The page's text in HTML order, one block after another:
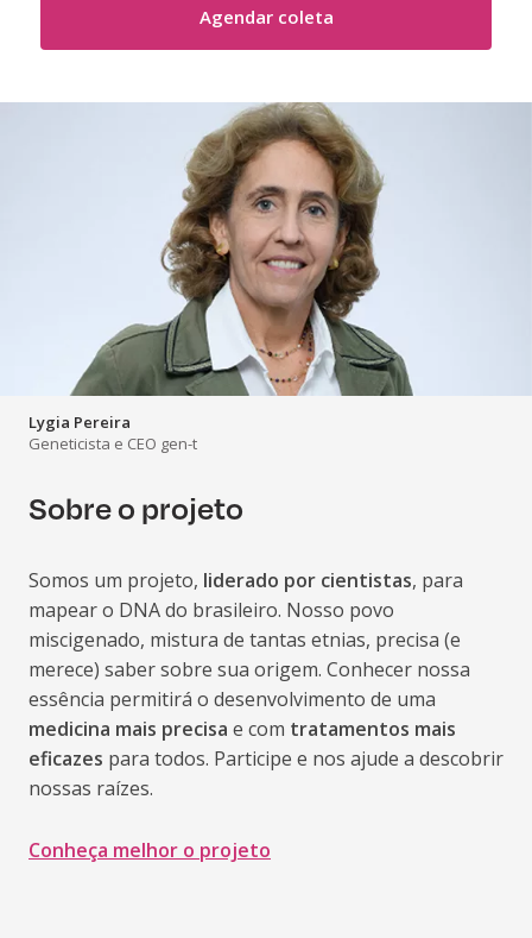
Agendar coleta
Lygia Pereira
Geneticista e CEO gen-t
Sobre o projeto
Somos um projeto, liderado por cientistas, para
mapear o DNA do brasileiro. Nosso povo
miscigenado, mistura de tantas etnias, precisa (e
merece) saber sobre sua origem. Conhecer nossa
essência permitirá o desenvolvimento de uma
medicina mais precisa e com tratamentos mais
eficazes para todos. Participe e nos ajude a descobrir
nossas raízes.
Conheça melhor o projeto